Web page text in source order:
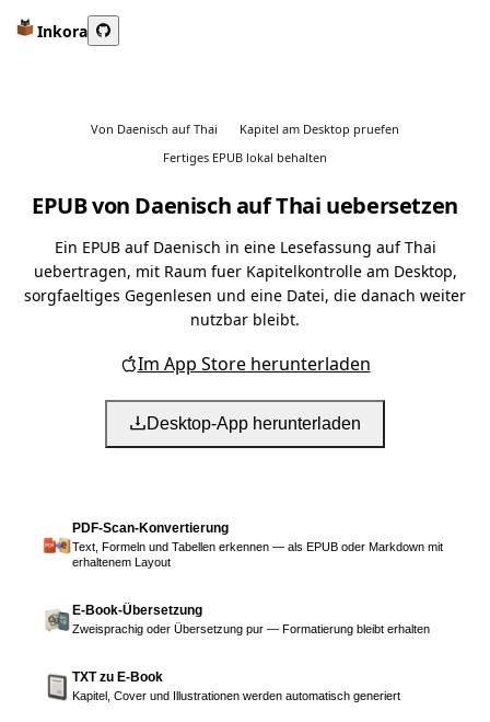
Inkora
Von Daenisch auf Thai
Kapitel am Desktop pruefen
Fertiges EPUB lokal behalten
EPUB von Daenisch auf Thai uebersetzen
Ein EPUB auf Daenisch in eine Lesefassung auf Thai
uebertragen, mit Raum fuer Kapitelkontrolle am Desktop,
sorgfaeltiges Gegenlesen und eine Datei, die danach weiter
nutzbar bleibt.
Im App Store herunterladen
Desktop-App herunterladen
PDF-Scan-Konvertierung
Text, Formeln und Tabellen erkennen — als EPUB oder Markdown mit
erhaltenem Layout
E-Book-Übersetzung
Zweisprachig oder Übersetzung pur — Formatierung bleibt erhalten
TXT zu E-Book
Kapitel, Cover und Illustrationen werden automatisch generiert